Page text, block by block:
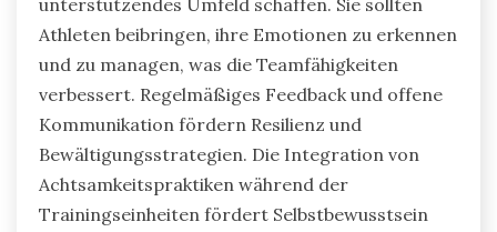
unterstützendes Umfeld schaffen. Sie sollten
Athleten beibringen, ihre Emotionen zu erkennen
und zu managen, was die Teamfähigkeiten
verbessert. Regelmäßiges Feedback und offene
Kommunikation fördern Resilienz und
Bewältigungsstrategien. Die Integration von
Achtsamkeitspraktiken während der
Trainingseinheiten fördert Selbstbewusstsein